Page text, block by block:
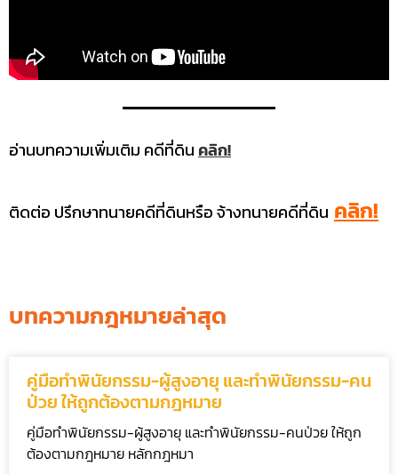
อ่านบทความเพิ่มเติม คดีที่ดิน คลิก!
ติดต่อ ปรึกษาทนายคดีที่ดินหรือ จ้างทนายคดีที่ดิน คลิก!
บทความกฎหมายล่าสุด
คู่มือทำพินัยกรรม-ผู้สูงอายุ และทำพินัยกรรม-คน
ป่วย ให้ถูกต้องตามกฎหมาย
คู่มือทำพินัยกรรม-ผู้สูงอายุ และทำพินัยกรรม-คนป่วย ให้ถูก
ต้องตามกฎหมาย หลักกฎหมา